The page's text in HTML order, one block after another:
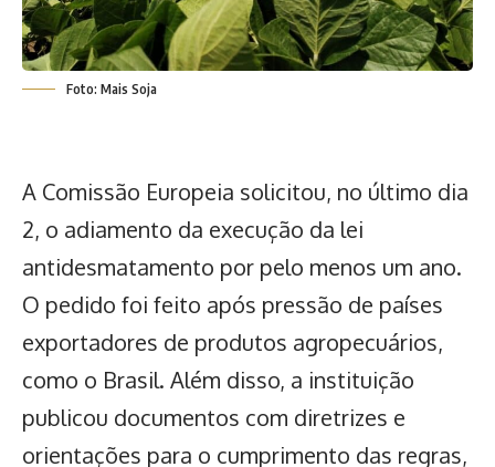
Foto: Mais Soja
A Comissão Europeia solicitou, no último dia
2, o adiamento da execução da lei
antidesmatamento por pelo menos um ano.
O pedido foi feito após pressão de países
exportadores de produtos agropecuários,
como o Brasil. Além disso, a instituição
publicou documentos com diretrizes e
orientações para o cumprimento das regras,